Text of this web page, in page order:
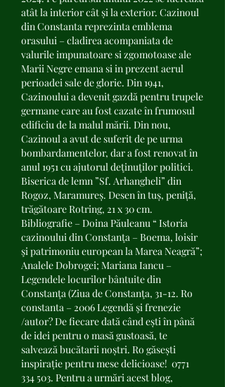
atât la interior cât și la exterior. Cazinoul
din Constanta reprezinta emblema
orasului – cladirea acompaniata de
valurile impunatoare si zgomotoase ale
Marii Negre emana si in prezent aerul
perioadei sale de glorie. Din 1941,
Cazinoului a devenit gazdă pentru trupele
germane care au fost cazate în frumosul
edificiu de la malul mării. Din nou,
Cazinoul a avut de suferit de pe urma
bombardamentelor, dar a fost renovat în
anul 1951 cu ajutorul deţinuţilor politici.
Biserica de lemn ”Sf. Arhangheli” din
Rogoz, Maramureș. Desen în tuș, peniță,
trăgătoare Rotring, 21 x 30 cm.
Bibliografie – Doina Păuleanu “ Istoria
cazinoului din Constanţa – Boema, loisir
şi patrimoniu european la Marea Neagră”;
Analele Dobrogei; Mariana Iancu –
Legendele locurilor bântuite din
Constanţa (Ziua de Constanţa, 31-12. Ro
constanta – 2006 Legendă şi frenezie
/autor? De fiecare dată când ești în până
de idei pentru o masă gustoasă, te
salvează bucătarii noștri. Ro găsești
inspirație pentru mese delicioase!  0771
334 503. Pentru a urmări acest blog,